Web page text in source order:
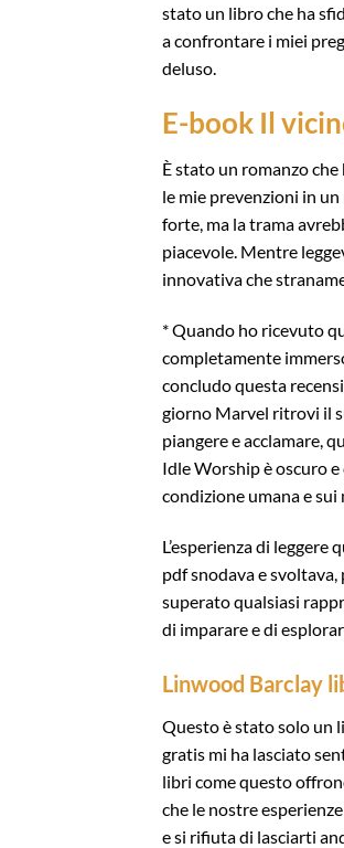
stato un libro che ha
a confrontare i miei
deluso.
E-book Il
È stato un romanzo
le mie prevenzioni in
forte, ma la trama
piacevole. Mentre
innovativa che
* Quando ho ricevuto
completamente
concludo questa
giorno Marvel ritrovi il
piangere e acclamare,
Idle Worship è oscuro
condizione umana e
L’esperienza di
pdf snodava e
superato qualsiasi
di imparare e di
Linwood Barclay
Questo è stato solo un
gratis mi ha lasciato
libri come questo
che le nostre
e si rifiuta di lasciarti